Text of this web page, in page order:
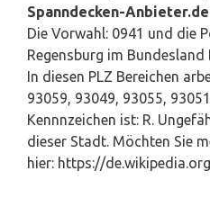
Spanndecken-Anbieter.de
Die Vorwahl: 0941 und die
Regensburg im Bundesland
In diesen PLZ Bereichen
93059, 93049, 93055,
Kennnzeichen ist: R.
dieser Stadt. Möchten Sie
hier: https://